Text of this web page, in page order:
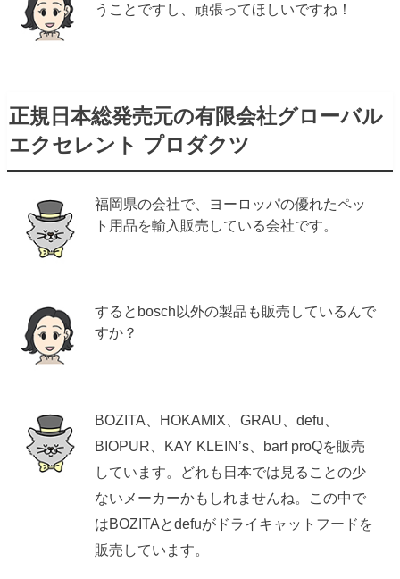
うことですし、頑張ってほしいですね！
正規日本総発売元の有限会社グローバル
エクセレント プロダクツ
福岡県の会社で、ヨーロッパの優れたペッ
ト用品を輸入販売している会社です。
するとbosch以外の製品も販売しているんで
すか？
BOZITA、HOKAMIX、GRAU、defu、
BIOPUR、KAY KLEIN’s、barf proQを販売
しています。どれも日本では見ることの少
ないメーカーかもしれませんね。この中で
はBOZITAとdefuがドライキャットフードを
販売しています。